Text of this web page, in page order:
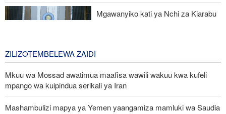
Russia yashambulia eneo la kutengeneza makombora na ghala
la mafuta la Ukraine huko KyivMgawanyiko kati ya Nchi za Kiarabu
ZILIZOTEMBELEWA ZAIDI
Mkuu wa Mossad awatimua maafisa wawili wakuu kwa kufeli
mpango wa kuipindua serikali ya Iran
Mashambulizi mapya ya Yemen yaangamiza mamluki wa Saudia